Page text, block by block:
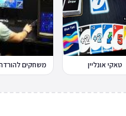
טאקי אונליין משחקים